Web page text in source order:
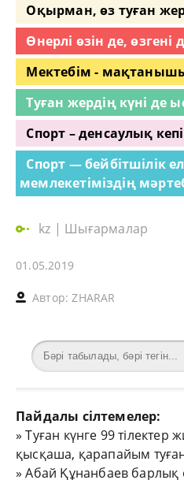
Оқырман, өз туған
Өнерлі өзін де,
Мектебім -
Туған жердің күні де
Спорт – денсаулық
Cпорт — бейбітшілік
мемлекетіміздің
kz | Шығармалар
01.05.2019
Автор:ZHARAR
Пайдалы сілтемелер:
»Туған күнге 99 тілектер
қысқаша, қарапайым туған
»Абай Құнанбаев